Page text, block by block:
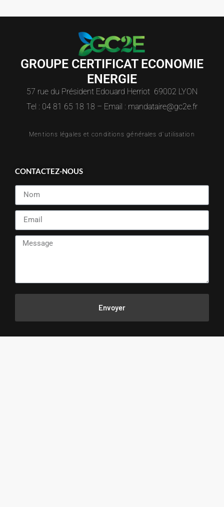
GROUPE CERTIFICAT ECONOMIE
ENERGIE
57 rue du Président Edouard Herriot 69002 LYON
Tel : 04 81 65 18 18 – Email : mandataire@gc2e.fr
Mentions légales et conditions générales d'utilisation
CONTACTEZ-NOUS
Envoyer